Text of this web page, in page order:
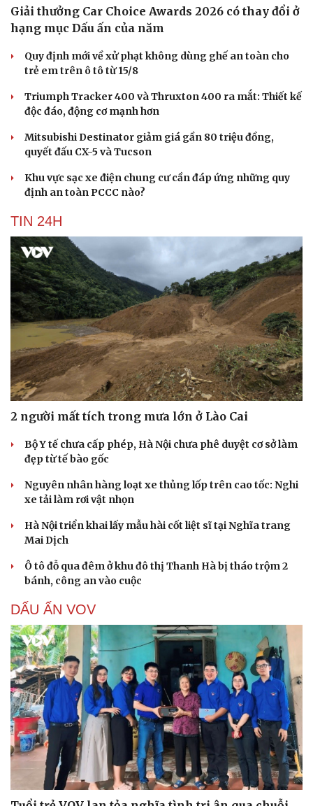
Du lịch
Tư vấn
Săn Tour
check-in
Podcast
Câu chuyện thời sự
Đọc truyện đêm khuya
Cửa sổ tình yêu
Kể chuyện cho bé
Hạt giống tâm hồn
Giải thưởng Car Choice Awards 2026 có thay đổi ở
hạng mục Dấu ấn của năm
Quy định mới về xử phạt không dùng ghế an toàn cho
trẻ em trên ô tô từ 15/8
Triumph Tracker 400 và Thruxton 400 ra mắt: Thiết kế
độc đáo, động cơ mạnh hơn
Mitsubishi Destinator giảm giá gần 80 triệu đồng,
quyết đấu CX-5 và Tucson
Khu vực sạc xe điện chung cư cần đáp ứng những quy
định an toàn PCCC nào?
TIN 24H
2 người mất tích trong mưa lớn ở Lào Cai
Bộ Y tế chưa cấp phép, Hà Nội chưa phê duyệt cơ sở làm
đẹp từ tế bào gốc
Nguyên nhân hàng loạt xe thủng lốp trên cao tốc: Nghi
xe tải làm rơi vật nhọn
Hà Nội triển khai lấy mẫu hài cốt liệt sĩ tại Nghĩa trang
Mai Dịch
Ô tô đỗ qua đêm ở khu đô thị Thanh Hà bị tháo trộm 2
bánh, công an vào cuộc
DẤU ẤN VOV